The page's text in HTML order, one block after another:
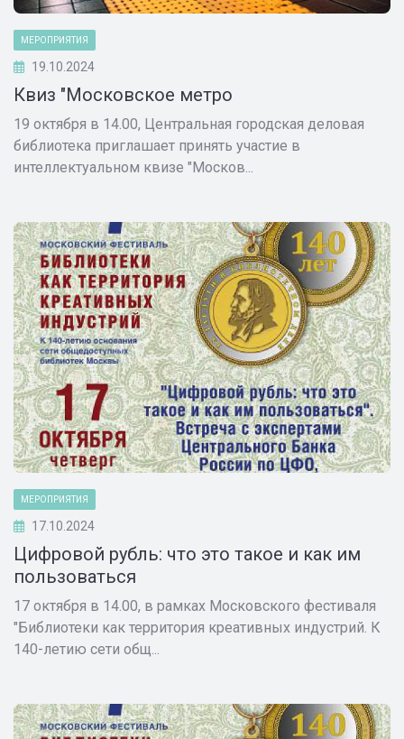
МЕРОПРИЯТИЯ
19.10.2024
Квиз "Московское метро
19 октября в 14.00, Центральная городская деловая
библиотека приглашает принять участие в
интеллектуальном квизе "Москов...
МЕРОПРИЯТИЯ
17.10.2024
Цифровой рубль: что это такое и как им
пользоваться
17 октября в 14.00, в рамках Московского фестиваля
"Библиотеки как территория креативных индустрий. К
140-летию сети общ...